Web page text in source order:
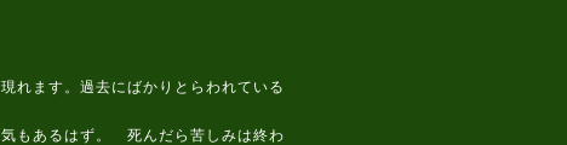
れます。過去にばかりとらわれている
もあるはず。 死んだら苦しみは終わ